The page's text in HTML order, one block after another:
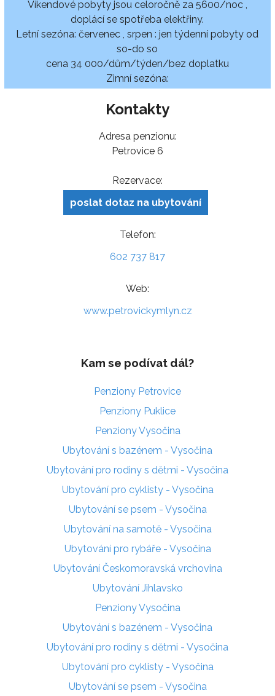
Víkendové pobyty jsou celoročně za 5600/noc ,
doplácí se spotřeba elektřiny.
Letní sezóna: červenec , srpen : jen týdenní pobyty od
so-do so
cena 34 000/dům/týden/bez doplatku
Zimní sezóna:
Kontakty
Adresa penzionu:
Petrovice 6
Rezervace:
poslat dotaz na ubytování
Telefon:
602 737 817
Web:
www.petrovickymlyn.cz
Kam se podívat dál?
Penziony Petrovice
Penziony Puklice
Penziony Vysočina
Ubytování s bazénem - Vysočina
Ubytování pro rodiny s dětmi - Vysočina
Ubytování pro cyklisty - Vysočina
Ubytování se psem - Vysočina
Ubytování na samotě - Vysočina
Ubytování pro rybáře - Vysočina
Ubytování Českomoravská vrchovina
Ubytování Jihlavsko
Penziony Vysočina
Ubytování s bazénem - Vysočina
Ubytování pro rodiny s dětmi - Vysočina
Ubytování pro cyklisty - Vysočina
Ubytování se psem - Vysočina